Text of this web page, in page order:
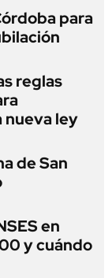
para
reglas
nueva ley
de San
en
y cuándo